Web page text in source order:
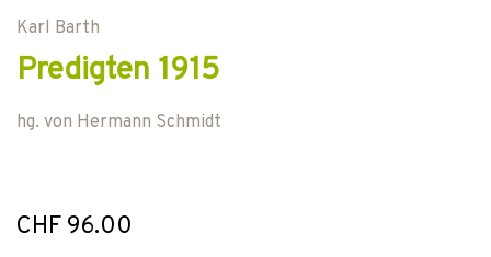
Karl Barth
Predigten 1915
hg. von Hermann Schmidt
CHF 96.00